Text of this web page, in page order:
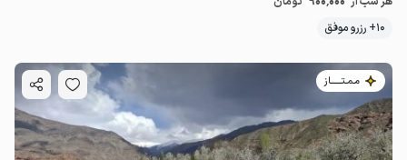
10+ رزرو موفق
مـمـتــــــاز